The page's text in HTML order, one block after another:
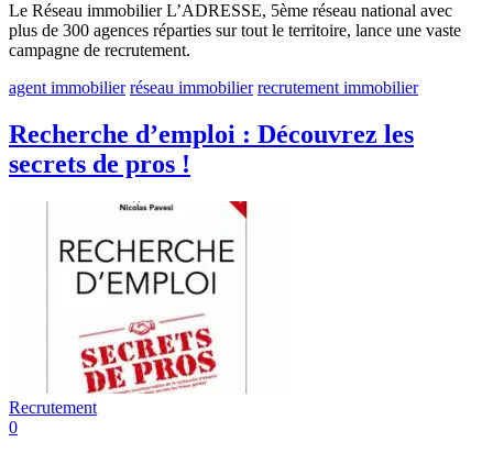
Le Réseau immobilier L’ADRESSE, 5ème réseau national avec
plus de 300 agences réparties sur tout le territoire, lance une vaste
campagne de recrutement.
agent immobilier réseau immobilier recrutement immobilier
Recherche d’emploi : Découvrez les
secrets de pros !
Recrutement
0